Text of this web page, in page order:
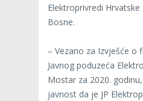
Elektroprivredi
Bosne.
– Vezano za Izvješće o
Javnog poduzeća
Mostar za 2020.
javnost da je JP